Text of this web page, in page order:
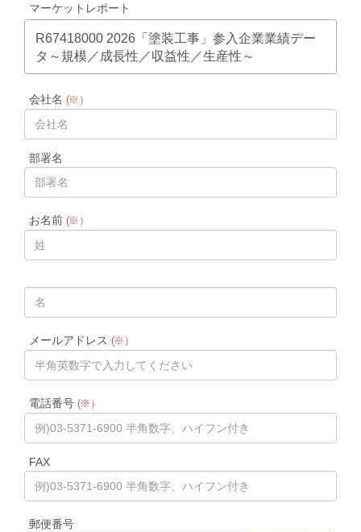
マーケットレポート
R67418000 2026「塗装工事」参入企業業績デー
タ～規模／成長性／収益性／生産性～
会社名 (※）
部署名
お名前(※）
メールアドレス (※）
電話番号(※）
FAX
郵便番号